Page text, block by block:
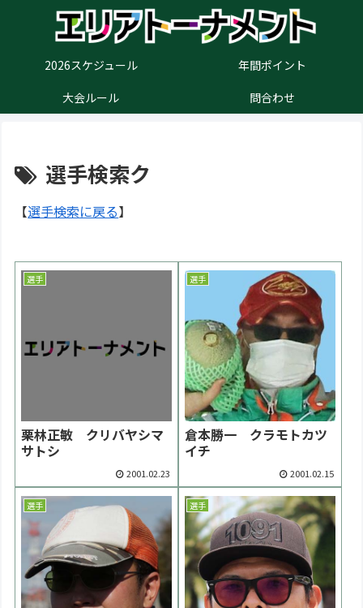
2026スケジュール
年間ポイント
大会ルール
問合わせ
選手検索ク
【選手検索に戻る】
選手
栗林正敏 クリバヤシマ
サトシ
2001.02.23
選手
倉本勝一 クラモトカツ
イチ
2001.02.15
選手 選手